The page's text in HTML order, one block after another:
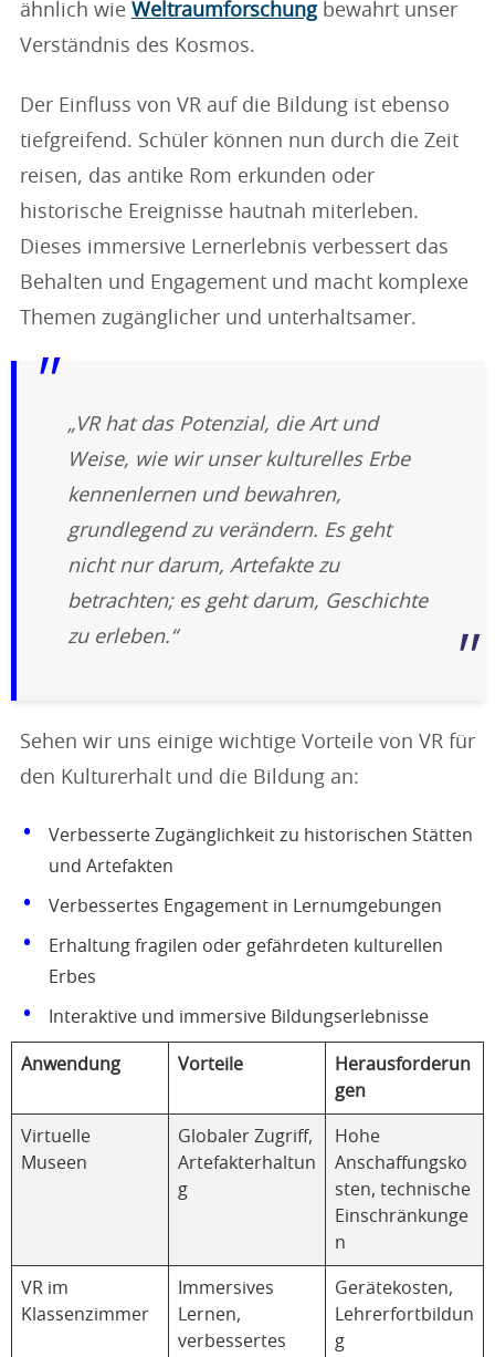
ähnlich wie Weltraumforschungbewahrt unser
Verständnis des Kosmos.
Der Einfluss von VR auf die Bildung ist ebenso
tiefgreifend. Schüler können nun durch die Zeit
reisen, das antike Rom erkunden oder
historische Ereignisse hautnah miterleben.
Dieses immersive Lernerlebnis verbessert das
Behalten und Engagement und macht komplexe
Themen zugänglicher und unterhaltsamer.
„VR hat das Potenzial, die Art und
Weise, wie wir unser kulturelles Erbe
kennenlernen und bewahren,
grundlegend zu verändern. Es geht
nicht nur darum, Artefakte zu
betrachten; es geht darum, Geschichte
zu erleben.“
Sehen wir uns einige wichtige Vorteile von VR für
den Kulturerhalt und die Bildung an:
Verbesserte Zugänglichkeit zu historischen Stätten
und Artefakten
Verbessertes Engagement in Lernumgebungen
Erhaltung fragilen oder gefährdeten kulturellen
Erbes
Interaktive und immersive Bildungserlebnisse
Anwendung Vorteile
Herausforderun
gen
Virtuelle
Museen
Globaler Zugriff,
Artefakterhaltun
g
Hohe
Anschaffungsko
sten, technische
Einschränkunge
n
VR im
Klassenzimmer
Immersives
Lernen,
verbessertes
Gerätekosten,
Lehrerfortbildun
g